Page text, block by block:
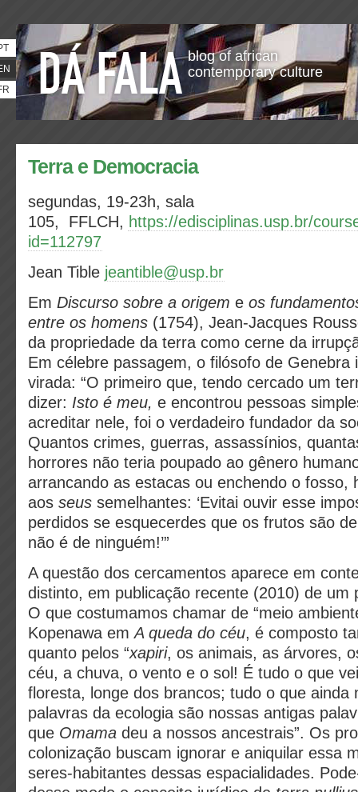
blog of african
contemporary culture
Terra e Democracia
segundas, 19-23h, sala
105, FFLCH, https://edisciplinas.usp.br/
id=112797
Jean Tible jeantible@usp.br
Em Discurso sobre a origem e os
entre os homens (1754), Jean-Jacques
da propriedade da terra como cerne da
Em célebre passagem, o filósofo de Genebra
virada: “O primeiro que, tendo cercado um
dizer: Isto é meu, e encontrou pessoas
acreditar nele, foi o verdadeiro fundador da
Quantos crimes, guerras, assassínios,
horrores não teria poupado ao gênero
arrancando as estacas ou enchendo o fosso,
aos seus semelhantes: ‘Evitai ouvir esse
perdidos se esquecerdes que os frutos são
não é de ninguém!’”
A questão dos cercamentos aparece em
distinto, em publicação recente (2010) de um
O que costumamos chamar de “meio
Kopenawa emA queda do céu, é composto
quanto pelos “xapiri, os animais, as árvores,
céu, a chuva, o vento e o sol! É tudo o que
floresta, longe dos brancos; tudo o que ainda
palavras da ecologia são nossas antigas
que Omama deu a nossos ancestrais”. Os
colonização buscam ignorar e aniquilar essa
seres-habitantes dessas espacialidades.